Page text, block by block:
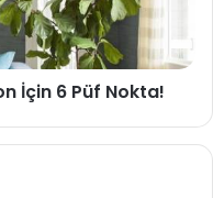
İçin 6 Püf Nokta!